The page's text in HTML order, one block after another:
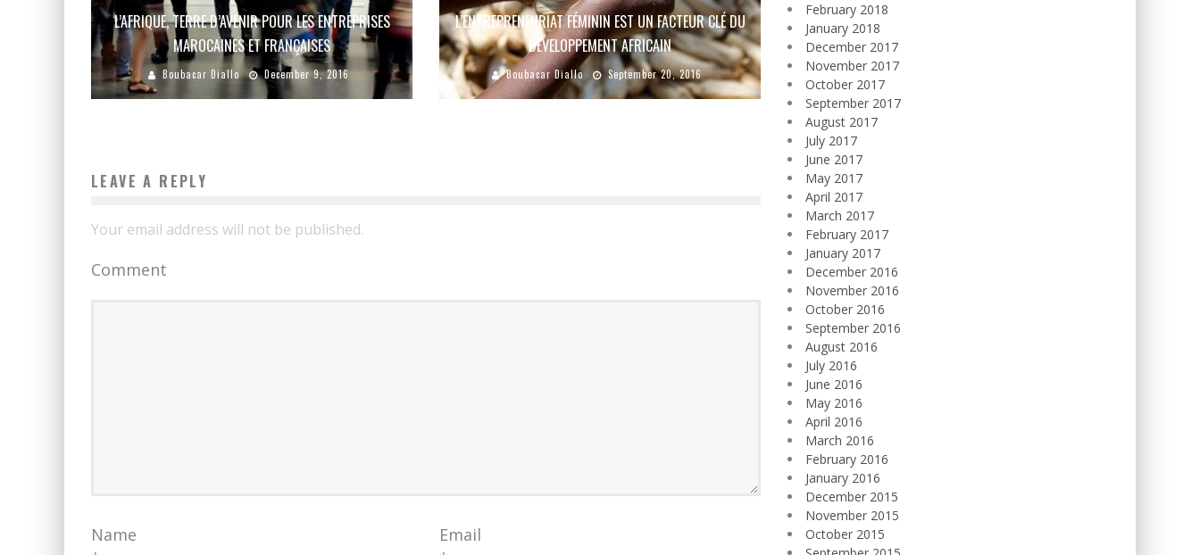
L’AFRIQUE, TERRE D’AVENIR POUR LES ENTREPRISES
MAROCAINES ET FRANÇAISES
Boubacar Diallo December 9, 2016
L’ENTREPRENEURIAT FÉMININ EST UN FACTEUR CLÉ DU
DÉVELOPPEMENT AFRICAIN
Boubacar Diallo September 20, 2016
LEAVE A REPLY
Your email address will not be published.
Comment
Name
Email
February 2018
January 2018
December 2017
November 2017
October 2017
September 2017
August 2017
July 2017
June 2017
May 2017
April 2017
March 2017
February 2017
January 2017
December 2016
November 2016
October 2016
September 2016
August 2016
July 2016
June 2016
May 2016
April 2016
March 2016
February 2016
January 2016
December 2015
November 2015
October 2015